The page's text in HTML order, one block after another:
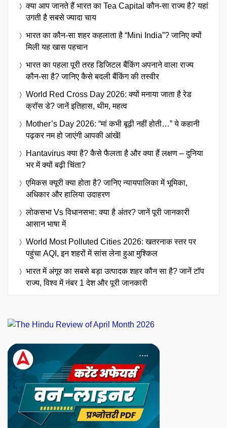
क्या आप जानते हैं भारत का Tea Capital कौन-सा राज्य है? यहां
उगती है सबसे ज्यादा चाय
भारत का कौन-सा शहर कहलाता है “Mini India”? जानिए क्यों
मिली यह खास पहचान
भारत का पहला पूरी तरह डिजिटल बैंकिंग अपनाने वाला राज्य
कौन-सा है? जानिए कैसे बदली बैंकिंग की तस्वीर
World Red Cross Day 2026: क्यों मनाया जाता है रेड
क्रॉस डे? जानें इतिहास, थीम, महत्व
Mother’s Day 2026: “मां कभी बूढ़ी नहीं होती…” ये कहानी
पढ़कर नम हो जाएंगी आपकी आंखें!
Hantavirus क्या है? कैसे फैलता है और क्या हैं लक्षण – दुनिया
भर में क्यों बढ़ी चिंता?
एमिकस क्यूरी क्या होता है? जानिए न्यायपालिका में भूमिका,
अधिकार और हालिया उदाहरण
लोकसभा Vs विधानसभा: क्या है अंतर? जानें पूरी जानकारी
आसान भाषा में
World Most Polluted Cities 2026: खतरनाक स्तर पर
पहुंचा AQI, इन शहरों में सांस लेना हुआ मुश्किल
भारत में अंगूर का सबसे बड़ा उत्पादक शहर कौन सा है? जानें टॉप
राज्य, विश्व में नंबर 1 देश और पूरी जानकारी